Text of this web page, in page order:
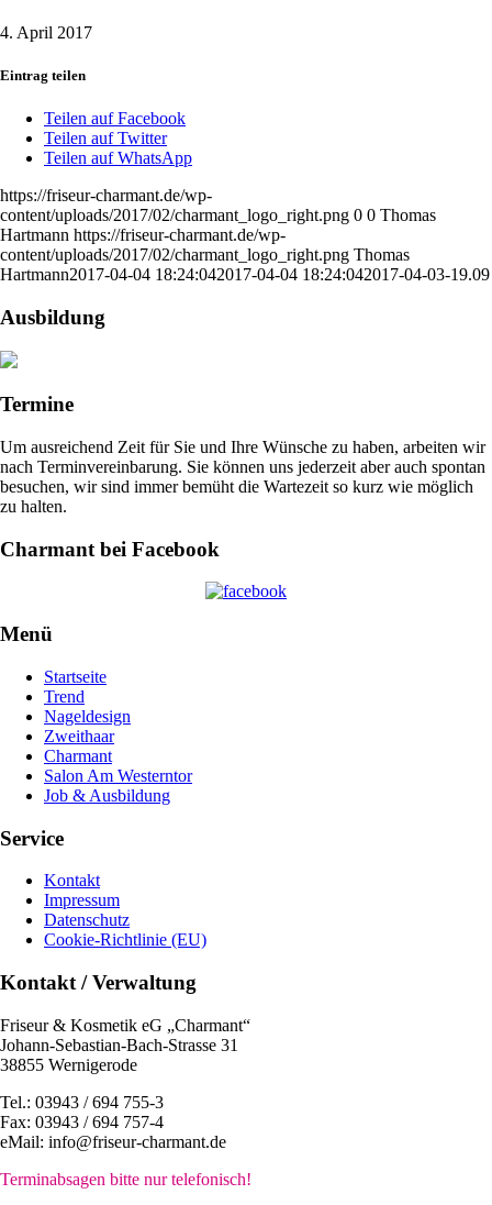
4. April 2017
Eintrag teilen
Teilen auf Facebook
Teilen auf Twitter
Teilen auf WhatsApp
https://friseur-charmant.de/wp-
content/uploads/2017/02/charmant_logo_right.png 0 0 Thomas
Hartmann https://friseur-charmant.de/wp-
content/uploads/2017/02/charmant_logo_right.png Thomas
Hartmann2017-04-04 18:24:042017-04-04 18:24:042017-04-03-19.09
Ausbildung
Termine
Um ausreichend Zeit für Sie und Ihre Wünsche zu haben, arbeiten wir
nach Terminvereinbarung. Sie können uns jederzeit aber auch spontan
besuchen, wir sind immer bemüht die Wartezeit so kurz wie möglich
zu halten.
Charmant bei Facebook
Menü
Startseite
Trend
Nageldesign
Zweithaar
Charmant
Salon Am Westerntor
Job & Ausbildung
Service
Kontakt
Impressum
Datenschutz
Cookie-Richtlinie (EU)
Kontakt / Verwaltung
Friseur & Kosmetik eG „Charmant“
Johann-Sebastian-Bach-Strasse 31
38855 Wernigerode
Tel.: 03943 / 694 755-3
Fax: 03943 / 694 757-4
eMail: info@friseur-charmant.de
Terminabsagen bitte nur telefonisch!